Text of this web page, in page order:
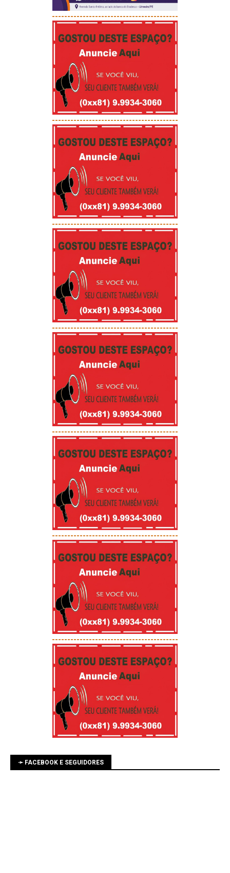
-----------------------------------------
-----------------------------------------
-----------------------------------------
-----------------------------------------
-----------------------------------------
-----------------------------------------
-----------------------------------------
➛ FACEBOOK E SEGUIDORES